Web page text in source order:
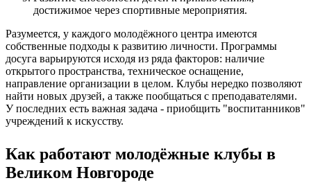
достижимое через спортивные мероприятия.
Разумеется, у каждого молодёжного центра имеются
собственные подходы к развитию личности. Программы
досуга варьируются исходя из ряда факторов: наличие
открытого пространства, техническое оснащение,
направление организации в целом. Клубы нередко позволяют
найти новых друзей, а также пообщаться с преподавателями.
У последних есть важная задача - приобщить "воспитанников"
учреждений к искусству.
Как работают молодёжные клубы в
Великом Новгороде